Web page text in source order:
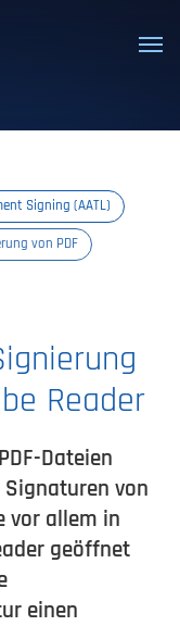
SSL/TLS-
Signing (AATL)
von PDF
Reader
Dateien
Signaturen von
vor allem in
geöffnet
einen